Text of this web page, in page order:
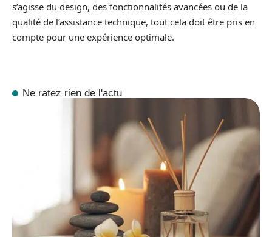
s’agisse du design, des fonctionnalités avancées ou de la
qualité de l’assistance technique, tout cela doit être pris en
compte pour une expérience optimale.
Ne ratez rien de l'actu